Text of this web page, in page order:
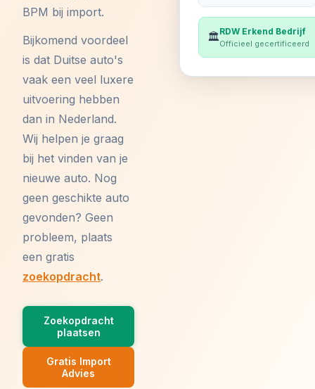
BPM bij import.
Bijkomend voordeel
is dat Duitse auto's
vaak een veel luxere
uitvoering hebben
dan in Nederland.
Wij helpen je graag
bij het vinden van je
nieuwe auto. Nog
geen geschikte auto
gevonden? Geen
probleem, plaats
een gratis
zoekopdracht.
Zoekopdracht
plaatsen
Gratis Import
Advies
🏛️RDW Erkend Bedrijf
Officieel gecertificeerd